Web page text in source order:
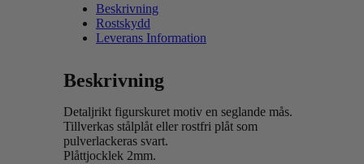
Beskrivning
Rostskydd
Leverans Information
Beskrivning
Detaljrikt figurskuret motiv en seglande mås.
Tillverkas stålplåt eller rostfri plåt som
pulverlackeras svart.
Plåttjocklek 2mm.